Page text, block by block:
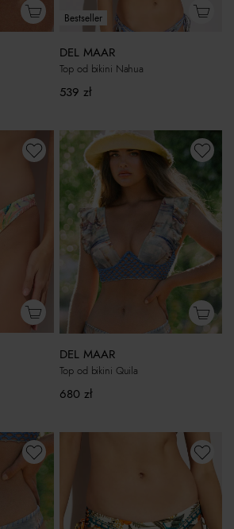
Bestseller
DEL MAAR
Top od bikini Nahua
539 zł
DEL MAAR
Top od bikini Quila
680 zł